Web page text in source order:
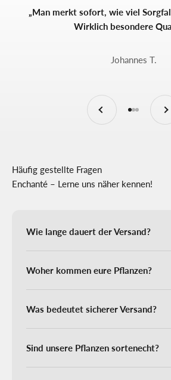
„Man merkt sofort, wie viel
Wirklich besondere
Johannes T.
Zurück
Gehe zu
Gehe zu
Gehe zu
Vor
Häufig gestellte Fragen
Enchanté – Lerne uns näher kennen!
Wie lange dauert der Versand?
Woher kommen eure Pflanzen?
Was bedeutet sicherer Versand?
Sind unsere Pflanzen sortenecht?